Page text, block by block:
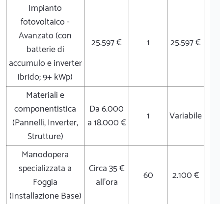
Impianto
fotovoltaico -
Avanzato (con
batterie di
accumulo e inverter
ibrido; 9+ kWp)
25.597 € 1 25.597 €
Materiali e
componentistica
(Pannelli, Inverter,
Strutture)
Da 6.000
a 18.000 €
1 Variabile
Manodopera
specializzata a
Foggia
(Installazione Base)
Circa 35 €
all'ora
60 2.100 €